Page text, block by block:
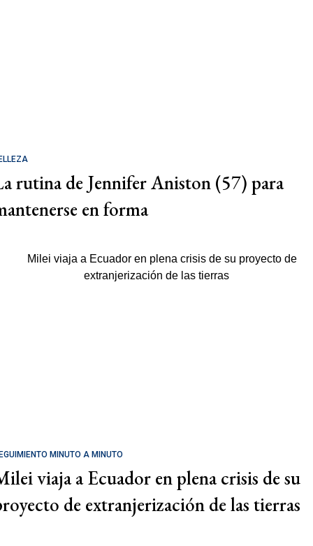
rutina de Jennifer Aniston (57) para
en forma
MINUTO A MINUTO
viaja a Ecuador en plena crisis de su
de extranjerización de las tierras